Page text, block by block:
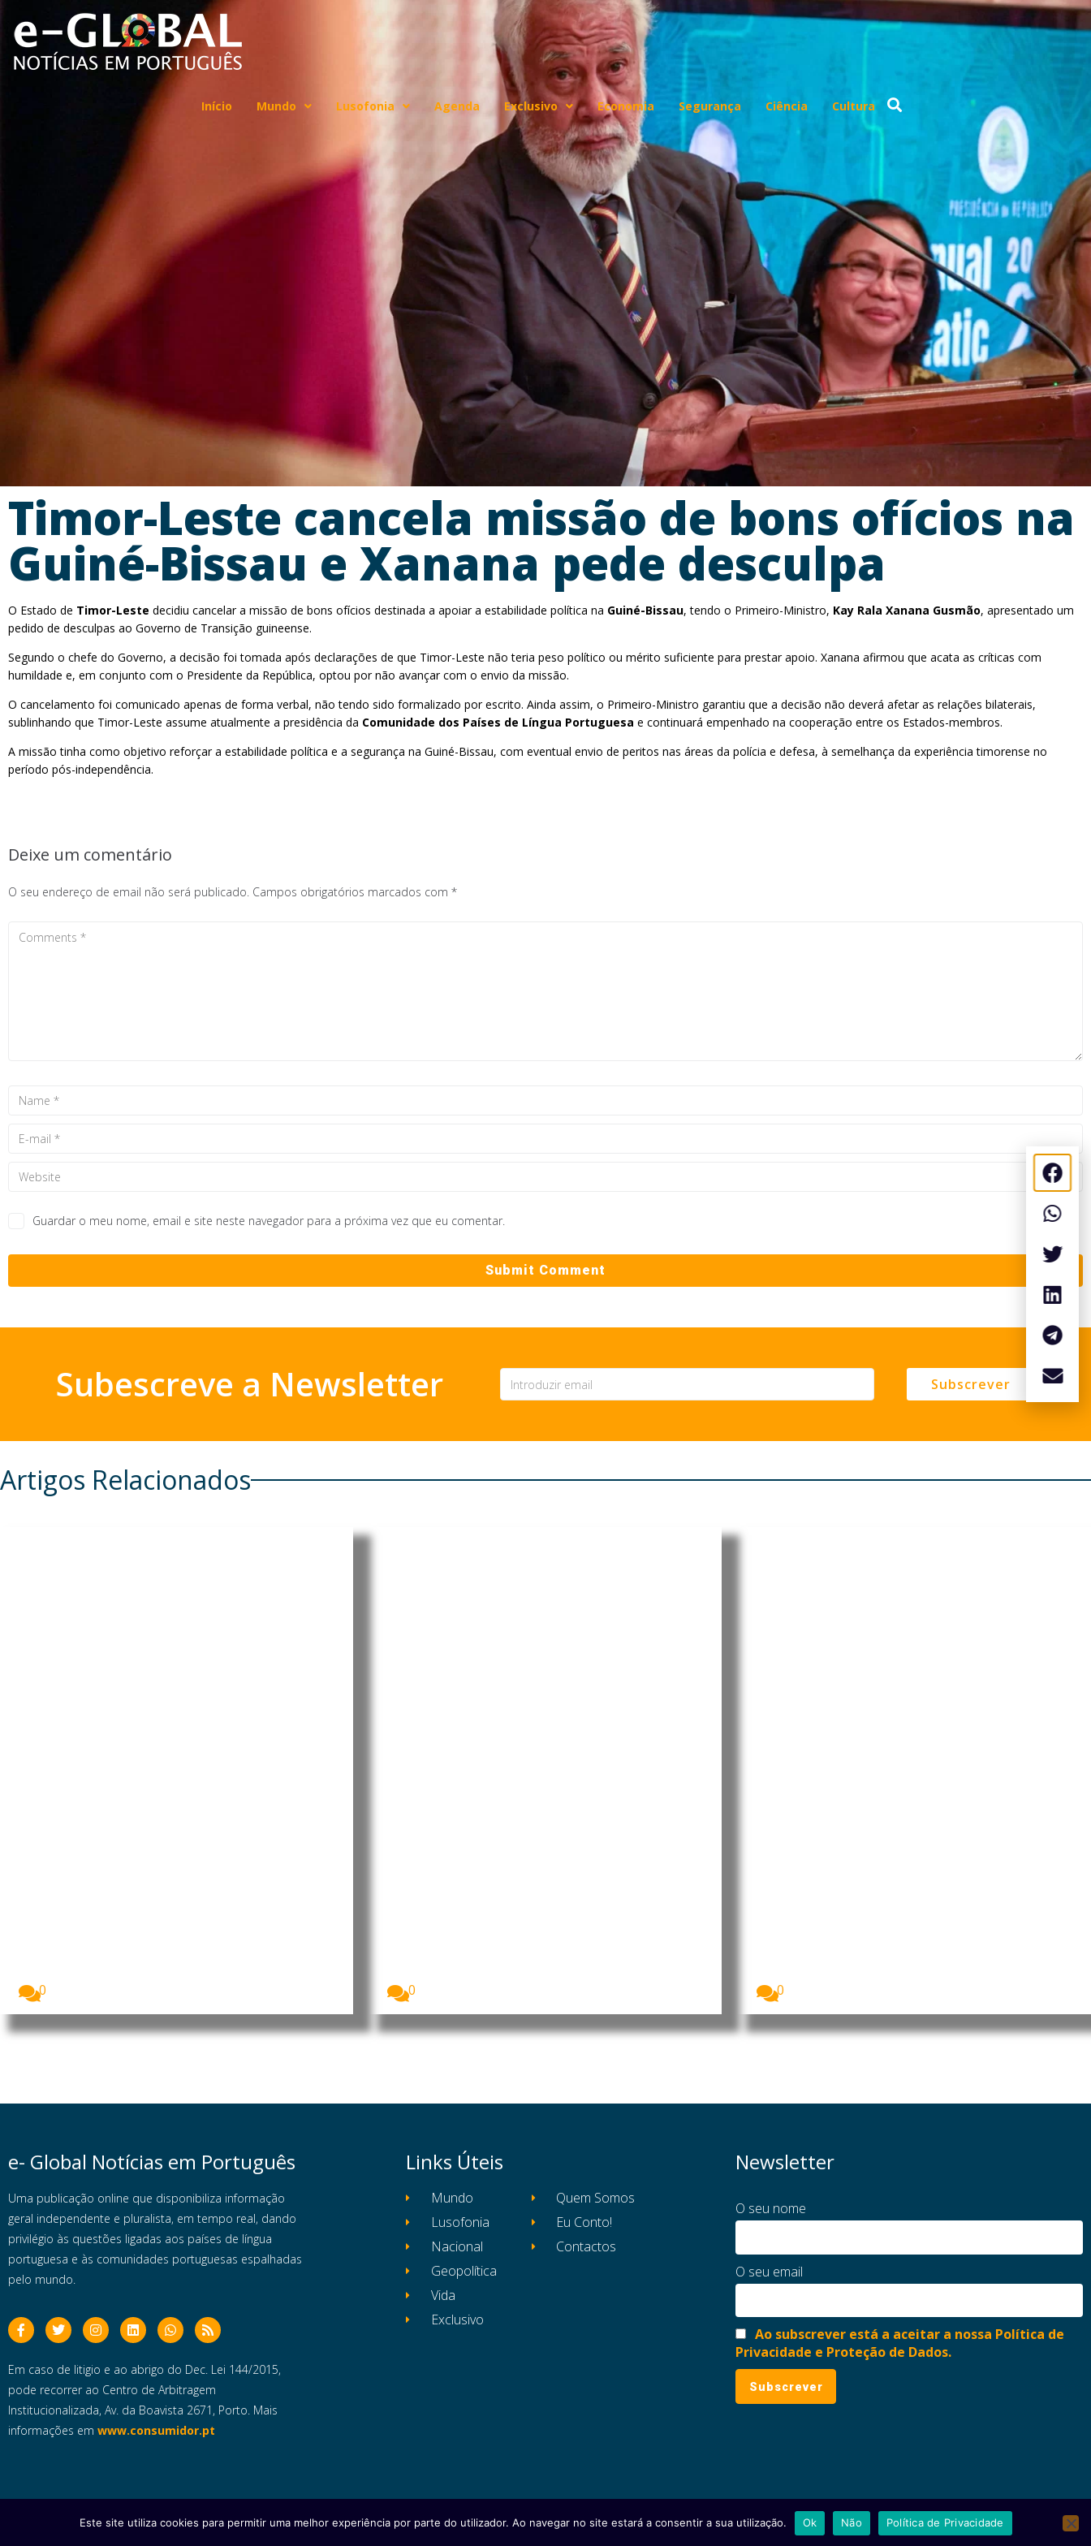
Início Mundo Lusofonia Agenda Exclusivo Economia Segurança Ciência Cultura
Timor-Leste cancela missão de bons ofícios na
Guiné-Bissau e Xanana pede desculpa
O Estado de Timor-Leste decidiu cancelar a missão de bons ofícios destinada a apoiar a estabilidade política na Guiné-Bissau, tendo o Primeiro-Ministro, Kay Rala Xanana Gusmão, apresentado um
pedido de desculpas ao Governo de Transição guineense.
Segundo o chefe do Governo, a decisão foi tomada após declarações de que Timor-Leste não teria peso político ou mérito suficiente para prestar apoio. Xanana afirmou que acata as críticas com
humildade e, em conjunto com o Presidente da República, optou por não avançar com o envio da missão.
O cancelamento foi comunicado apenas de forma verbal, não tendo sido formalizado por escrito. Ainda assim, o Primeiro-Ministro garantiu que a decisão não deverá afetar as relações bilaterais,
sublinhando que Timor-Leste assume atualmente a presidência da Comunidade dos Países de Língua Portuguesa e continuará empenhado na cooperação entre os Estados-membros.
A missão tinha como objetivo reforçar a estabilidade política e a segurança na Guiné-Bissau, com eventual envio de peritos nas áreas da polícia e defesa, à semelhança da experiência timorense no
período pós-independência.
Deixe um comentário
O seu endereço de email não será publicado. Campos obrigatórios marcados com *
Guardar o meu nome, email e site neste navegador para a próxima vez que eu comentar.
Subescreve a Newsletter Subscrever
Artigos Relacionados
0
0
0
e- Global Notícias em Português
Uma publicação online que disponibiliza informação
geral independente e pluralista, em tempo real, dando
privilégio às questões ligadas aos países de língua
portuguesa e às comunidades portuguesas espalhadas
pelo mundo.
Em caso de litigio e ao abrigo do Dec. Lei 144/2015,
pode recorrer ao Centro de Arbitragem
Institucionalizada, Av. da Boavista 2671, Porto. Mais
informações em www.consumidor.pt
Links Úteis
Mundo
Lusofonia
Nacional
Geopolítica
Vida
Exclusivo
Quem Somos
Eu Conto!
Contactos
Newsletter
O seu nome
O seu email
Ao subscrever está a aceitar a nossa Política de
Privacidade e Proteção de Dados.
Copyright © 2025 e- Global Notícias em Português | Todos os direitos reservados Ficha Técnica Estatuto Editorial Política de Privacidade e Proteção de Dados
Este site utiliza cookies para permitir uma melhor experiência por parte do utilizador. Ao navegar no site estará a consentir a sua utilização. Ok Não Política de Privacidade